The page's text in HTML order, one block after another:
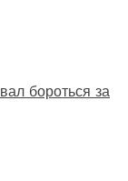
бороться за